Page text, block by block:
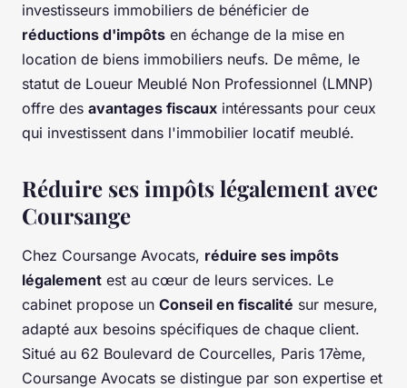
investisseurs immobiliers de bénéficier de
réductions d'impôts en échange de la mise en
location de biens immobiliers neufs. De même, le
statut de Loueur Meublé Non Professionnel (LMNP)
offre des avantages fiscaux intéressants pour ceux
qui investissent dans l'immobilier locatif meublé.
Réduire ses impôts légalement avec
Coursange
Chez Coursange Avocats, réduire ses impôts
légalement est au cœur de leurs services. Le
cabinet propose un Conseil en fiscalité sur mesure,
adapté aux besoins spécifiques de chaque client.
Situé au 62 Boulevard de Courcelles, Paris 17ème,
Coursange Avocats se distingue par son expertise et